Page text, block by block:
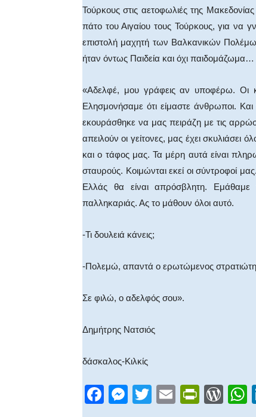
Τούρκους στις αετοφωλιές της
πάτο του Αιγαίου τους Τούρκους, για να
επιστολή μαχητή των Βαλκανικών
ήταν όντως Παιδεία και όχι παιδομάζωμα…
«Αδελφέ, μου γράφεις αν υποφέρω. Οι
Ελησμονήσαμε ότι είμαστε άνθρωποι.
εκουράσθηκε να μας πειράζη με τις
απειλούν οι γείτονες, μας έχει σκυλιάσει
και ο τάφος μας. Τα μέρη αυτά είναι
σταυρούς. Κοιμώνται εκεί οι σύντροφοί
Ελλάς θα είναι απρόσβλητη.
παλληκαριάς. Ας το μάθουν όλοι αυτό.
-Τι δουλειά κάνεις;
-Πολεμώ, απαντά ο ερωτώμενος
Σε φιλώ, ο αδελφός σου».
Δημήτρης Νατσιός
δάσκαλος-Κιλκίς
F
M
T
E
Pr W